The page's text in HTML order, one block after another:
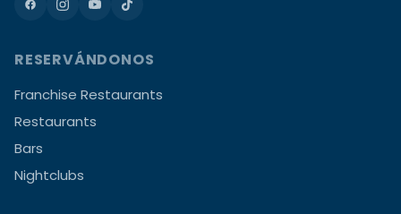
RESERVÁNDONOS
Franchise Restaurants
Restaurants
Bars
Nightclubs